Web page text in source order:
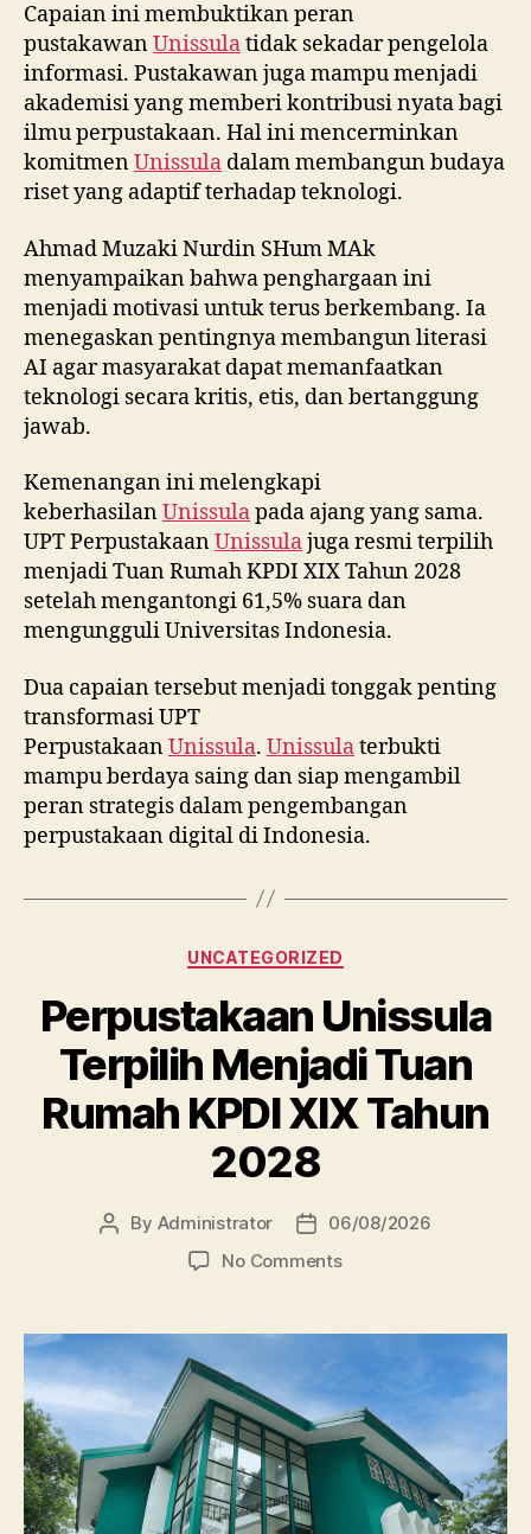
Capaian ini membuktikan peran
pustakawanUnissulatidak sekadar pengelola
informasi. Pustakawan juga mampu menjadi
akademisi yang memberi kontribusi nyata bagi
ilmu perpustakaan. Hal ini mencerminkan
komitmenUnissula dalam membangun budaya
riset yang adaptif terhadap teknologi.
Ahmad Muzaki Nurdin SHum MAk
menyampaikan bahwa penghargaan ini
menjadi motivasi untuk terus berkembang. Ia
menegaskan pentingnya membangun literasi
AI agar masyarakat dapat memanfaatkan
teknologi secara kritis, etis, dan bertanggung
jawab.
Kemenangan ini melengkapi
keberhasilanUnissulapada ajang yang sama.
UPT PerpustakaanUnissulajuga resmi terpilih
menjadi Tuan Rumah KPDI XIX Tahun 2028
setelah mengantongi 61,5% suara dan
mengungguli Universitas Indonesia.
Dua capaian tersebut menjadi tonggak penting
transformasi UPT
PerpustakaanUnissula. Unissulaterbukti
mampu berdaya saing dan siap mengambil
peran strategis dalam pengembangan
perpustakaan digital di Indonesia.
Categories
UNCATEGORIZED
Perpustakaan Unissula
Terpilih Menjadi Tuan
Rumah KPDI XIX Tahun
2028
Post
By Administrator
Post
date
06/08/2026
No Commentson
Terpilih
Rumah
KPDI
XIX
Tahun
2028